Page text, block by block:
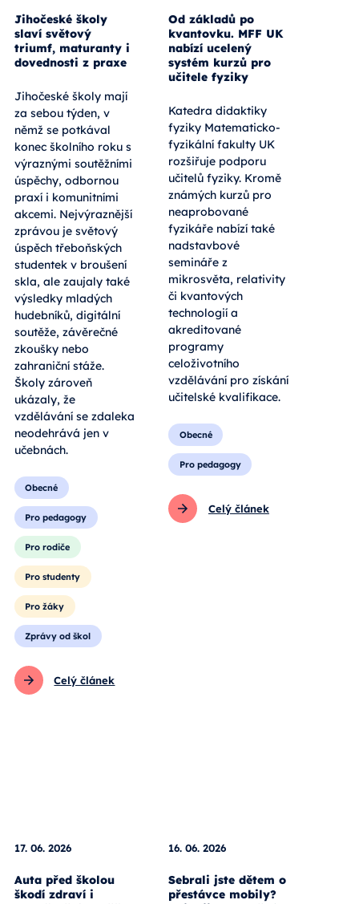
Jihočeské školy
slaví světový
triumf, maturanty i
dovednosti z praxe
Jihočeské školy mají
za sebou týden, v
němž se potkával
konec školního roku s
výraznými soutěžními
úspěchy, odbornou
praxí i komunitními
akcemi. Nejvýraznější
zprávou je světový
úspěch třeboňských
studentek v broušení
skla, ale zaujaly také
výsledky mladých
hudebníků, digitální
soutěže, závěrečné
zkoušky nebo
zahraniční stáže.
Školy zároveň
ukázaly, že
vzdělávání se zdaleka
neodehrává jen v
učebnách.
Obecné
Pro pedagogy
Pro rodiče
Pro studenty
Pro žáky
Zprávy od škol
Celý článek
Od základů po
kvantovku. MFF UK
nabízí ucelený
systém kurzů pro
učitele fyziky
Katedra didaktiky
fyziky Matematicko-
fyzikální fakulty UK
rozšiřuje podporu
učitelů fyziky. Kromě
známých kurzů pro
neaprobované
fyzikáře nabízí také
nadstavbové
semináře z
mikrosvěta, relativity
či kvantových
technologií a
akreditované
programy
celoživotního
vzdělávání pro získání
učitelské kvalifikace.
Obecné
Pro pedagogy
Celý článek
17. 06. 2026
Auta před školou
škodí zdraví i
16. 06. 2026
Sebrali jste dětem o
přestávce mobily?